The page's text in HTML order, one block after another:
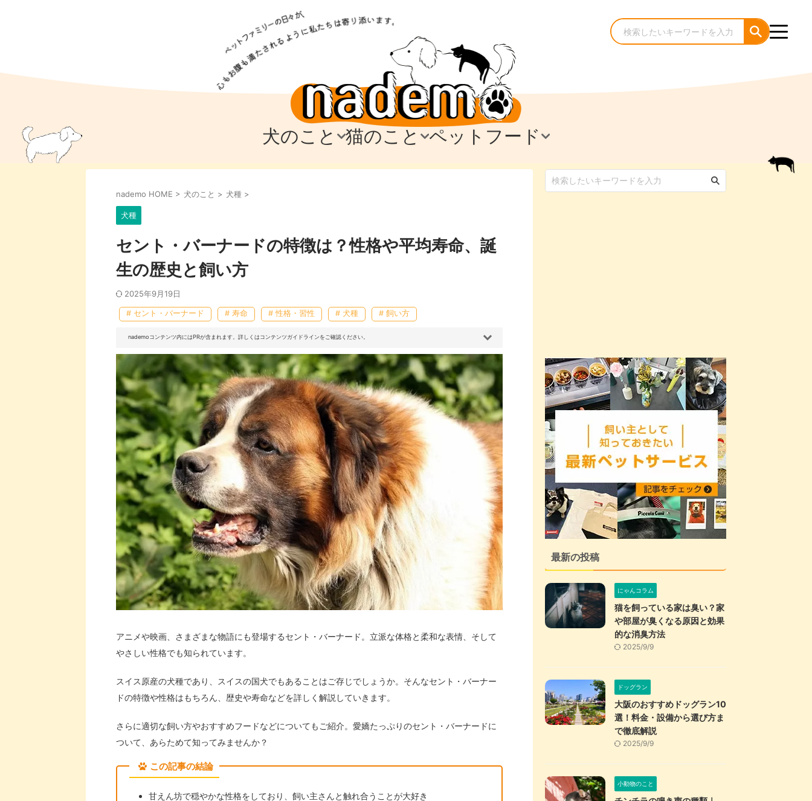
犬のこと
犬のこと
犬のケア・お手入れ
犬のしつけ
犬のアイテム
猫のこと
猫のこと
猫のケア・お手入れ
猫のしつけ
猫のアイテム
ペットフード
ペットフード
nademo HOME > 犬のこと > 犬種 >
犬種
セント・バーナードの特徴は？性格や平均寿命、誕
生の歴史と飼い方
2025年9月19日
# セント・バーナード # 寿命 # 性格・習性 # 犬種 # 飼い方
nademoコンテンツ内にはPRが含まれます。詳しくはコンテンツガイドラインをご確認ください。
アニメや映画、さまざまな物語にも登場するセント・バーナード。立派な体格と柔和な表情、そして
やさしい性格でも知られています。
スイス原産の犬種であり、スイスの国犬でもあることはご存じでしょうか。そんなセント・バーナー
ドの特徴や性格はもちろん、歴史や寿命などを詳しく解説していきます。
さらに適切な飼い方やおすすめフードなどについてもご紹介。愛嬌たっぷりのセント・バーナードに
ついて、あらためて知ってみませんか？
この記事の結論
甘えん坊で穏やかな性格をしており、飼い主さんと触れ合うことが大好き
最新の投稿
にゃんコラム
猫を飼っている家は臭い？家
や部屋が臭くなる原因と効果
的な消臭方法
2025/9/9
ドッグラン
大阪のおすすめドッグラン10
選！料金・設備から選び方ま
で徹底解説
2025/9/9
小動物のこと